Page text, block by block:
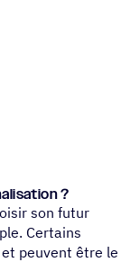
?
son futur
Certains
peuvent être le